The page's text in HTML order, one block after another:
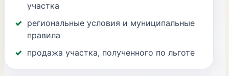
участка
региональные условия и муниципальные
правила
продажа участка, полученного по льготе